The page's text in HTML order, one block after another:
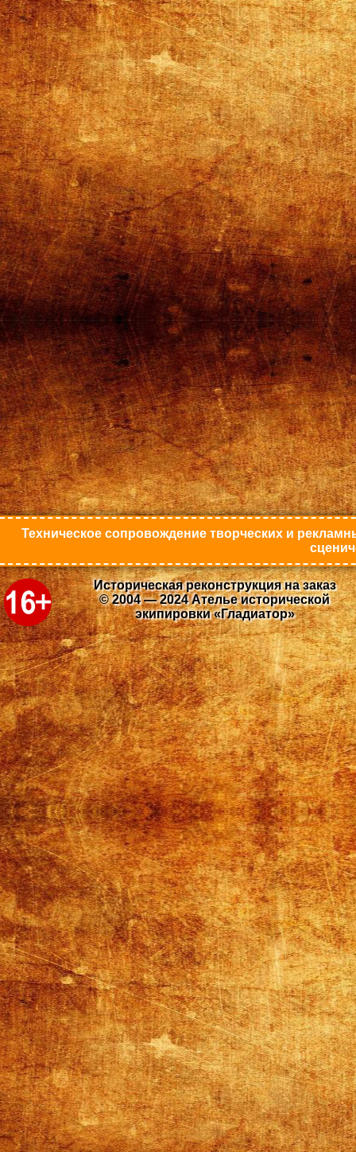
Техническое сопровождение творческих и
Историческая реконструкция на заказ
© 2004 — 2024 Ателье исторической
экипировки «Гладиатор»